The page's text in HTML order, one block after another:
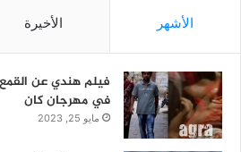
الأشهر الأخيرة
فيلم هندي عن
في مهرجان كان
مايو 25, 2023